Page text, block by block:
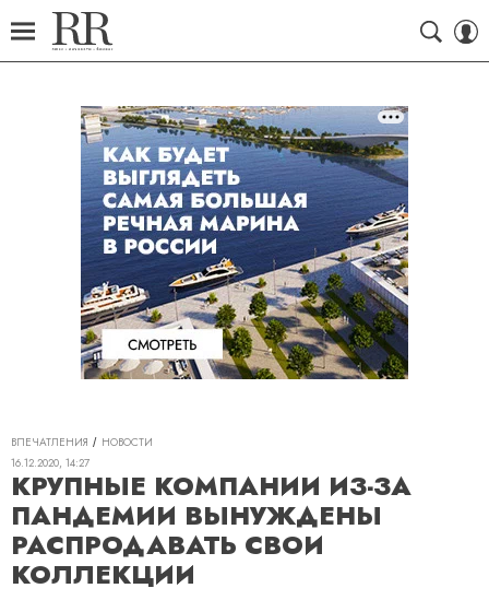
ВПЕЧАТЛЕНИЯ
НОВОСТИ
16.12.2020, 14:27
КРУПНЫЕ КОМПАНИИ ИЗ-ЗА
ПАНДЕМИИ ВЫНУЖДЕНЫ
РАСПРОДАВАТЬ СВОИ
КОЛЛЕКЦИИ